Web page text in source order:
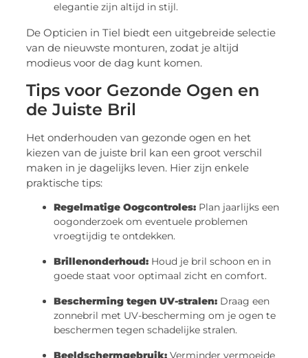
elegantie zijn altijd in stijl.
De Opticien in Tiel biedt een uitgebreide selectie
van de nieuwste monturen, zodat je altijd
modieus voor de dag kunt komen.
Tips voor Gezonde Ogen en
de Juiste Bril
Het onderhouden van gezonde ogen en het
kiezen van de juiste bril kan een groot verschil
maken in je dagelijks leven. Hier zijn enkele
praktische tips:
Regelmatige Oogcontroles: Plan jaarlijks een
oogonderzoek om eventuele problemen
vroegtijdig te ontdekken.
Brillenonderhoud: Houd je bril schoon en in
goede staat voor optimaal zicht en comfort.
Bescherming tegen UV-stralen: Draag een
zonnebril met UV-bescherming om je ogen te
beschermen tegen schadelijke stralen.
Beeldschermgebruik: Verminder vermoeide